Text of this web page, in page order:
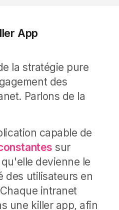
App
la stratégie pure
des
Parlons de la
capable de
sur
devienne le
des utilisateurs en
intranet
une killer app, afin